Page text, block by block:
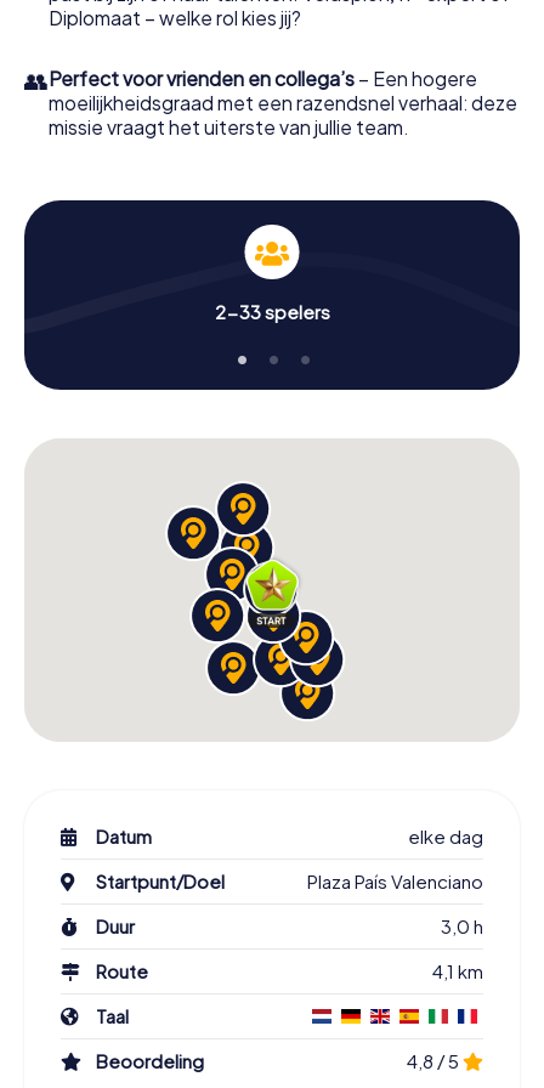
Diplomaat – welke rol kies jij?
👥Perfect voor vrienden en collega’s – Een hogere
moeilijkheidsgraad met een razendsnel verhaal: deze
missie vraagt het uiterste van jullie team.
2-33 spelers
Datum
elke dag
Startpunt/Doel
Plaza País Valenciano
Duur
3,0 h
Route
4,1 km
Taal
Beoordeling
4,8 / 5